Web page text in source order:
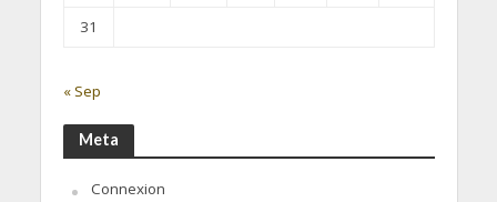
31
« Sep
Meta
Connexion